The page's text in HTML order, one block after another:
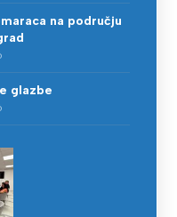
na području
glazbe